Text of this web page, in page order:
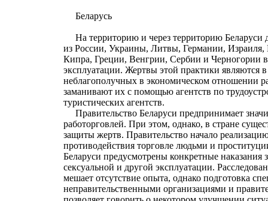
Беларусь
На территорию и через территорию Беларуси
из России, Украины, Литвы, Германии,
Кипра, Греции, Венгрии, Сербии и Черногории в
эксплуатации. Жертвы этой практики являются
неблагополучных в экономическом отношении
заманивают их с помощью агентств по
туристических агентств.
Правительство Беларуси предпринимает
работорговлей. При этом, однако, в стране
защиты жертв. Правительство начало
противодействия торговле людьми и
Беларуси предусмотрены конкретные наказания
сексуальной и другой эксплуатации.
мешает отсутствие опыта, однако подготовка
неправительственными организациями и